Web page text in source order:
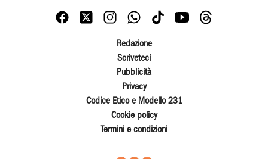
Redazione
Scriveteci
Pubblicità
Privacy
Codice Etico e Modello 231
Cookie policy
Termini e condizioni